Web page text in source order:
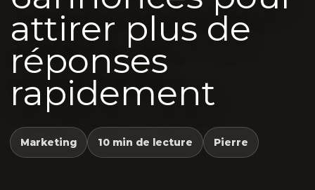
attirer plus de
réponses
rapidement
Marketing 10 min de lecture Pierre